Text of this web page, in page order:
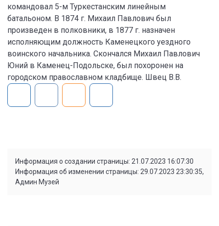
командовал 5-м Туркестанским линейным
батальоном. В 1874 г. Михаил Павлович был
произведен в полковники, в 1877 г. назначен
исполняющим должность Каменецкого уездного
воинского начальника. Скончался Михаил Павлович
Юний в Каменец-Подольске, был похоронен на
городском православном кладбище. Швец В.В.
Информация о создании страницы: 21.07.2023 16:07:30
Информация об изменении страницы: 29.07.2023 23:30:35,
Админ Музей